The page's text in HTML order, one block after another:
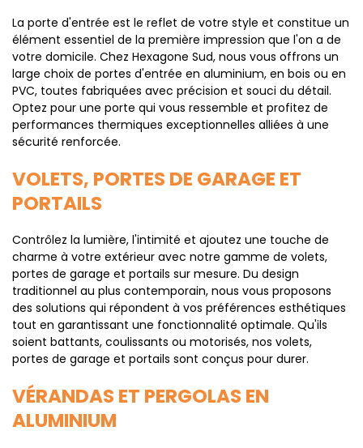
La porte d'entrée est le reflet de votre style et constitue un
élément essentiel de la première impression que l'on a de
votre domicile. Chez Hexagone Sud, nous vous offrons un
large choix de portes d'entrée en aluminium, en bois ou en
PVC, toutes fabriquées avec précision et souci du détail.
Optez pour une porte qui vous ressemble et profitez de
performances thermiques exceptionnelles alliées à une
sécurité renforcée.
VOLETS, PORTES DE GARAGE ET
PORTAILS
Contrôlez la lumière, l'intimité et ajoutez une touche de
charme à votre extérieur avec notre gamme de volets,
portes de garage et portails sur mesure. Du design
traditionnel au plus contemporain, nous vous proposons
des solutions qui répondent à vos préférences esthétiques
tout en garantissant une fonctionnalité optimale. Qu'ils
soient battants, coulissants ou motorisés, nos volets,
portes de garage et portails sont conçus pour durer.
VÉRANDAS ET PERGOLAS EN
ALUMINIUM